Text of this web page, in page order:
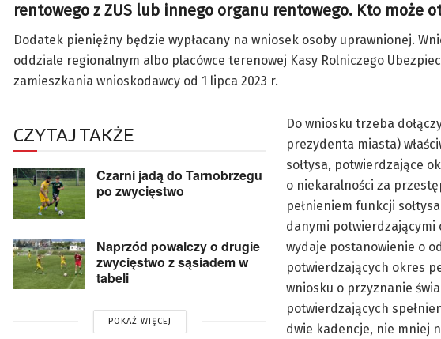
rentowego z ZUS lub innego organu rentowego. Kto może
Dodatek pieniężny będzie wypłacany na wniosek osoby uprawnionej.
oddziale regionalnym albo placówce terenowej Kasy Rolniczego
zamieszkania wnioskodawcy od 1 lipca 2023 r.
CZYTAJ TAKŻE
Czarni jadą do Tarnobrzegu
po zwycięstwo
Naprzód powalczy o drugie
zwycięstwo z sąsiadem w
tabeli
POKAŻ WIĘCEJ
Do wniosku trzeba
prezydenta miasta)
sołtysa, potwierdzające
o niekaralności za
pełnieniem funkcji
danymi potwierdzającymi
wydaje postanowienie o
potwierdzających okres
wniosku o przyznanie
potwierdzających
dwie kadencje, nie mniej